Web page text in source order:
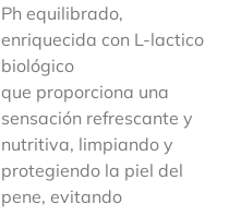
Ph equilibrado,
enriquecida con L-lactico
biológico
que proporciona una
sensación refrescante y
nutritiva, limpiando y
protegiendo la piel del
pene, evitando